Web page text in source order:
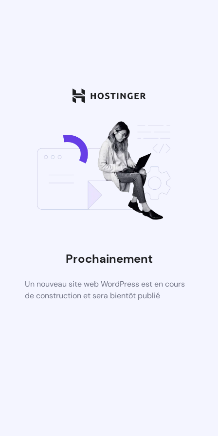
Prochainement
Un nouveau site web WordPress est en cours
de construction et sera bientôt publié